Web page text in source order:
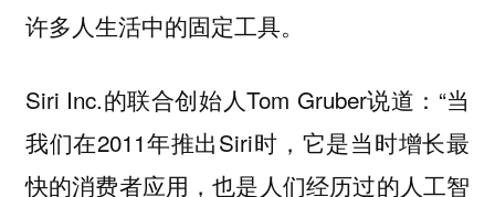
许多人生活中的固定工具。
Siri Inc.的联合创始人Tom Gruber说道：“当
我们在2011年推出Siri时，它是当时增长最
快的消费者应用，也是人们经历过的人工智